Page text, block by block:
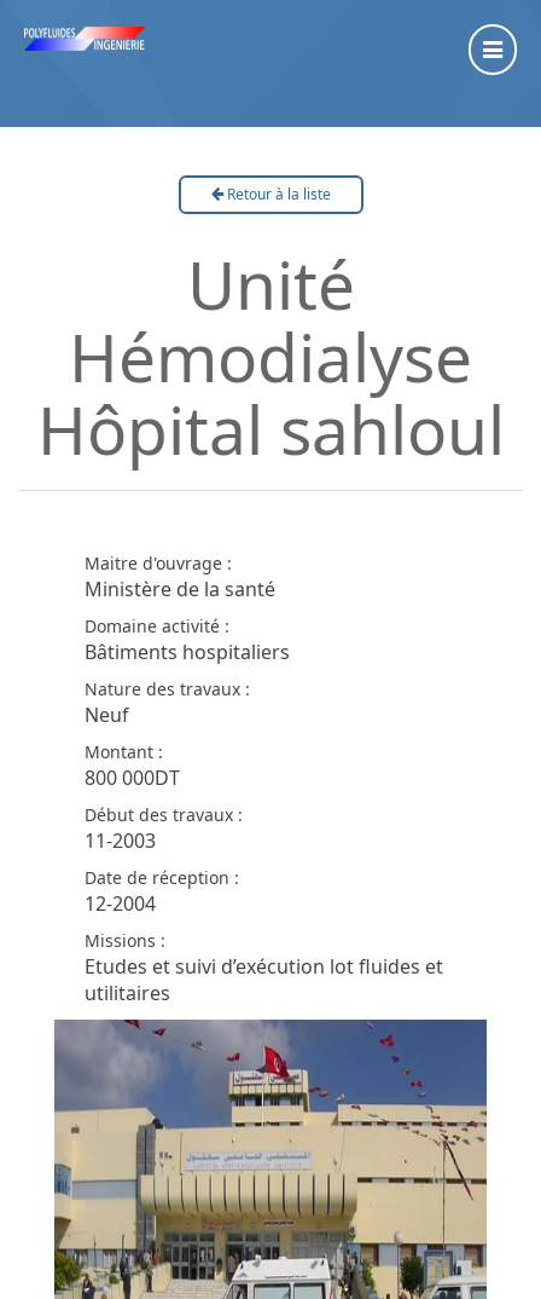
Retour à la liste
Unité
Hémodialyse
Hôpital sahloul
Maitre d'ouvrage :
Ministère de la santé
Domaine activité :
Bâtiments hospitaliers
Nature des travaux :
Neuf
Montant :
800 000DT
Début des travaux :
11-2003
Date de réception :
12-2004
Missions :
Etudes et suivi d’exécution lot fluides et
utilitaires